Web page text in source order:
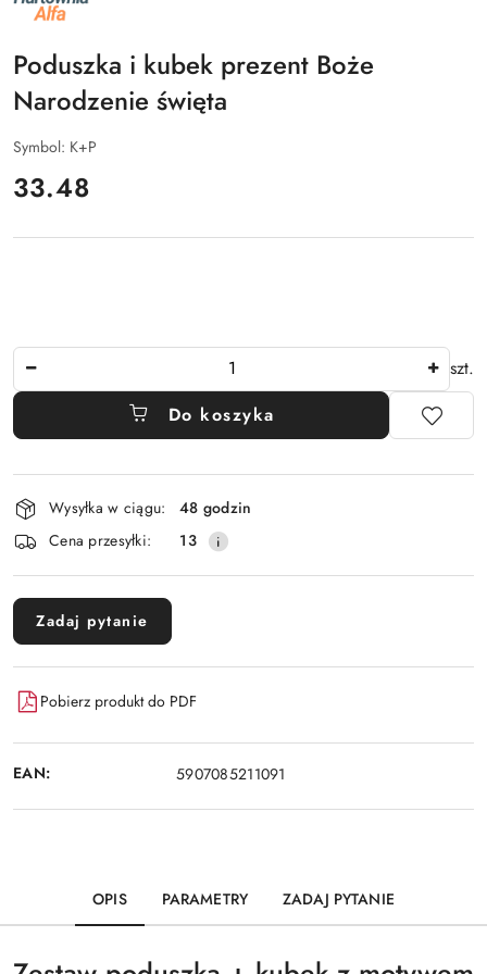
PRODUCENTA:
ALFA
Poduszka i kubek prezent Boże
Narodzenie święta
Symbol: K+P
cena:
33.48
szt.
Do koszyka
Dostępność
i
dostawa
Wysyłka w ciągu:
48 godzin
Cena przesyłki:
13
Zadaj pytanie
Pobierz produkt do PDF
EAN: 5907085211091
OPIS PARAMETRY ZADAJ PYTANIE